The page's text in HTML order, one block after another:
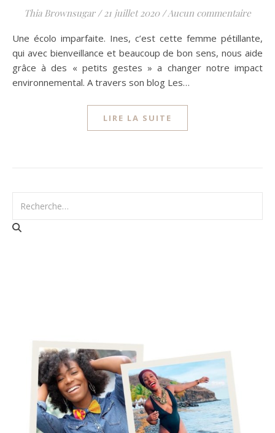
Thia Brownsugar / 21 juillet 2020 /Aucun commentaire
Une écolo imparfaite. Ines, c’est cette femme pétillante,
qui avec bienveillance et beaucoup de bon sens, nous aide
grâce à des « petits gestes » a changer notre impact
environnemental. A travers son blog Les…
LIRE LA SUITE